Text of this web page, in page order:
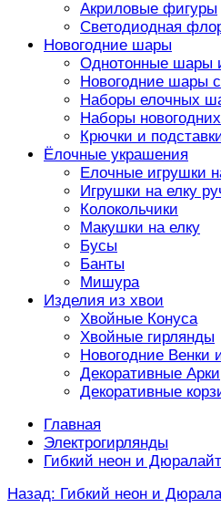
Акриловые фигуры
Светодиодная
Новогодние шары
Однотонные шары
Новогодние шары
Наборы елочных
Наборы
Крючки и
Ёлочные украшения
Елочные игрушки
Игрушки на елку
Колокольчики
Макушки на елку
Бусы
Банты
Мишура
Изделия из хвои
Хвойные Конуса
Хвойные гирлянды
Новогодние Венки
Декоративные Арки
Декоративные
Главная
Электрогирлянды
Гибкий неон и Дюралайт
Назад: Гибкий неон и